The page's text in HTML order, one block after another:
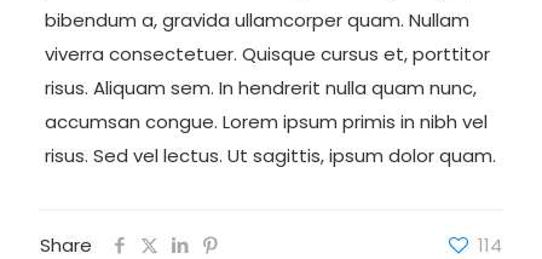
bibendum a, gravida ullamcorper quam. Nullam
viverra consectetuer. Quisque cursus et, porttitor
risus. Aliquam sem. In hendrerit nulla quam nunc,
accumsan congue. Lorem ipsum primis in nibh vel
risus. Sed vel lectus. Ut sagittis, ipsum dolor quam.
Share 114